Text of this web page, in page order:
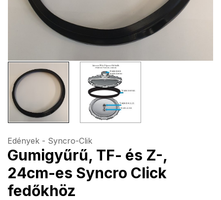
Edények - Syncro-Clik
Gumigyűrű, TF- és Z-,
24cm-es Syncro Click
fedőkhöz